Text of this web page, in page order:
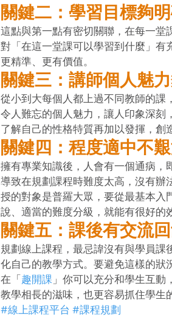
關鍵二：學習目標夠
這點與第一點有密切關聯，在每一堂
對「在這一堂課可以學習到什麼」有
更精準、更有價值。
關鍵三：講師個人魅
從小到大每個人都上過不同教師的課
令人難忘的個人魅力，讓人印象深刻
了解自己的性格特質再加以發揮，創
關鍵四：程度適中不
擁有專業知識後，人會有一個通病，
導致在規劃課程時難度太高，沒有辦
授的對象是普羅大眾，要從最基本入
說、適當的難度分級，就能有很好的
關鍵五：課後有交流
規劃線上課程，最忌諱沒有與學員
化自己的教學方式。要避免這樣的狀
在「 趣開課 」你可以充分和學生互
教學相長的滋味，也更容易抓住學生
#線上課程平台 #課程規劃